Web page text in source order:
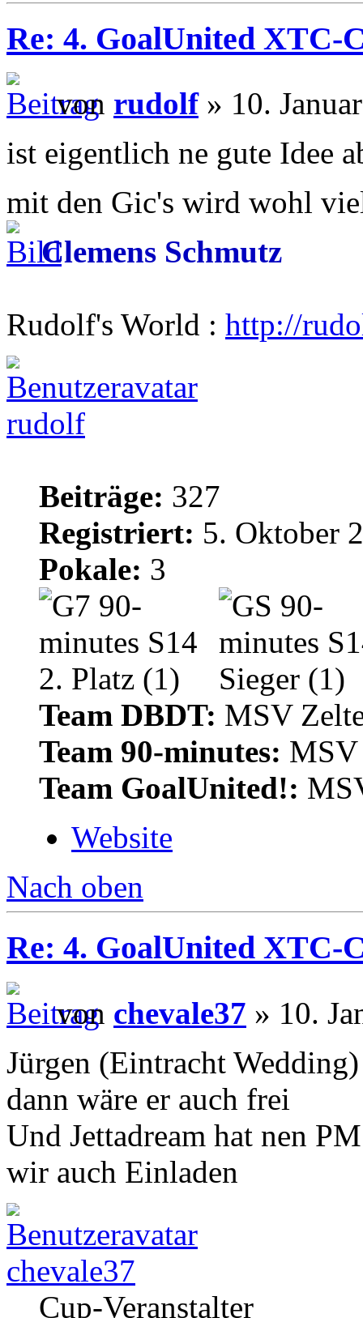
Re: 4. GoalUnited XTC-
von rudolf» 10.
ist eigentlich ne gute Idee
mit den Gic's wird wohl
Clemens Schmutz
Rudolf's World : http://
rudolf
Beiträge: 327
Registriert: 5. Oktober
Pokale: 3
Team DBDT: MSV
Team 90-minutes: MSV
Team GoalUnited!:
Website
Nach oben
Re: 4. GoalUnited XTC-
von chevale37 » 10.
Jürgen (Eintracht
dann wäre er auch frei
Und Jettadream hat nen
wir auch Einladen
chevale37
Cup-Veranstalter